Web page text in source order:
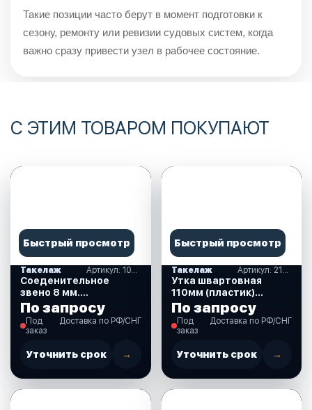
Такие позиции часто берут в момент подготовки к
сезону, ремонту или ревизии судовых систем, когда
важно сразу привести узел в рабочее состояние.
С ЭТИМ ТОВАРОМ ПОКУПАЮТ
Быстрый просмотр
Такелаж
Соеденительное
звено 8 мм.
(10005860)
По запросу
Под
заказ
Доставка по РФ/СНГ
Уточнить срок →
Быстрый просмотр
Такелаж
Утка швартовная
110мм (пластик)
(210078)
По запросу
Под
заказ
Доставка по РФ/СНГ
Уточнить срок →